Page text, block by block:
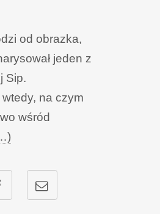
od obrazka,
jeden z
Sip.
na czym
wśród